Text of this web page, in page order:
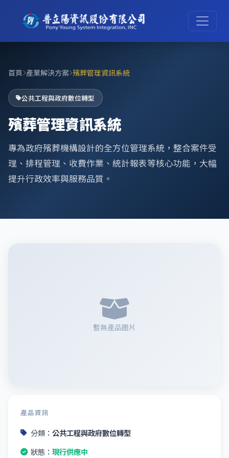
首頁 產業解決方案 殯葬管理資訊系統
公共工程與政府數位轉型
殯葬管理資訊系統
專為政府殯葬機構設計的全方位管理系統，整合案件受
理、排程管理、收費作業、統計報表等核心功能，大幅
提升行政效率與服務品質。
暫無產品圖片
產品資訊
分類： 公共工程與政府數位轉型
狀態： 現行供應中